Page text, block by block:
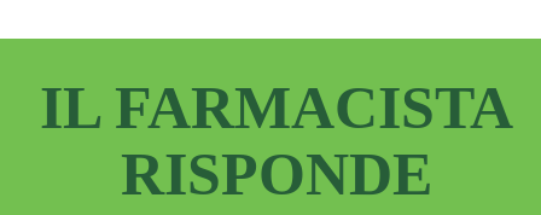
IL FARMACISTA
RISPONDE